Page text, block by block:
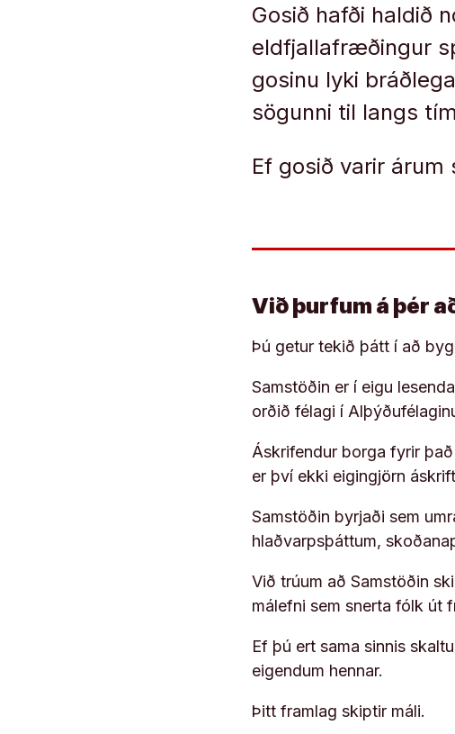
Gosið hafði haldið
eldfjallafræðingur
gosinu lyki
sögunni til langs
Ef gosið varir
Við þurfum á þér
Þú getur tekið þátt í að
Samstöðin er í eigu
orðið félagi í
Áskrifendur borga fyrir
er því ekki eigingjörn
Samstöðin byrjaði sem
hlaðvarpsþáttum,
Við trúum að Samstöðin
málefni sem snerta fólk út
Ef þú ert sama sinnis
eigendum hennar.
Þitt framlag skiptir máli.